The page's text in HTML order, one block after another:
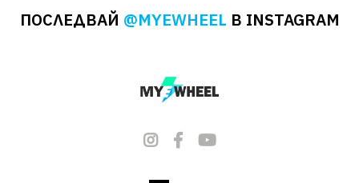
ПОСЛЕДВАЙ @MYEWHEEL В INSTAGRAM